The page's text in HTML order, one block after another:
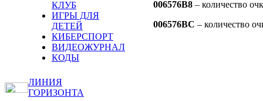
КЛУБ
ИГРЫ ДЛЯ
ДЕТЕЙ
КИБЕРСПОРТ
ВИДЕОЖУРНАЛ
КОДЫ
ЛИНИЯ
ГОРИЗОНТА
006576B8 – количество
006576BC – количество